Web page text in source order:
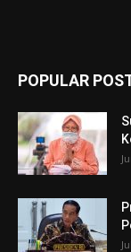
POPULAR